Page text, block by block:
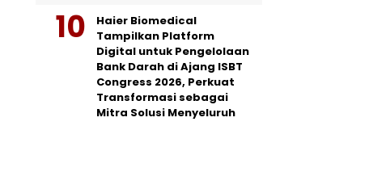
Haier Biomedical
Tampilkan Platform
Digital untuk Pengelolaan
Bank Darah di Ajang ISBT
Congress 2026, Perkuat
Transformasi sebagai
Mitra Solusi Menyeluruh